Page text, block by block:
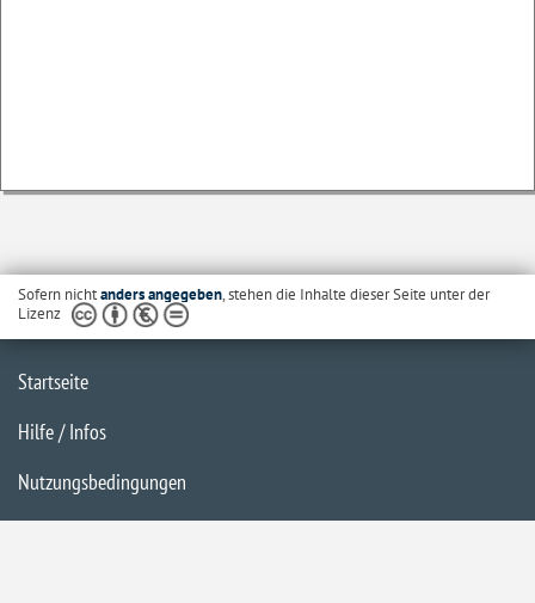
Sofern nichtanders angegeben, stehen die Inhalte dieser Seite unter der
Lizenz
Startseite
Hilfe / Infos
Nutzungsbedingungen